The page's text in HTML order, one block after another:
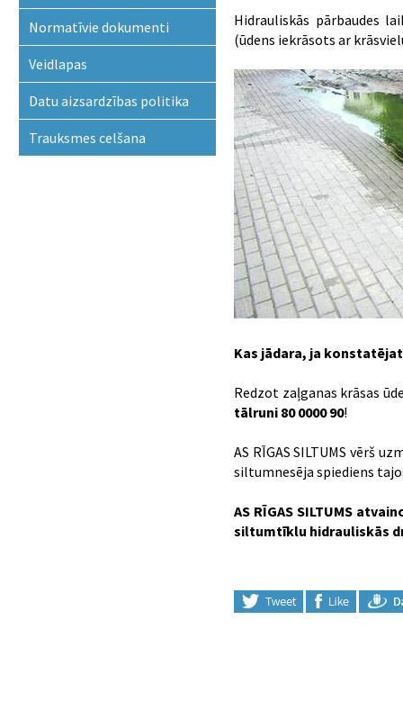
Hidrauliskās pārbaudes
(ūdens iekrāsots ar
Kas jādara, ja
Redzot zaļganas krāsas
tālruni80 0000 90!
AS RĪGAS SILTUMS vērš
siltumnesēja spiediens
AS RĪGAS SILTUMS
siltumtīklu hidrauliskās
Normatīvie dokumenti
Veidlapas
Datu aizsardzības politika
Trauksmes celšana